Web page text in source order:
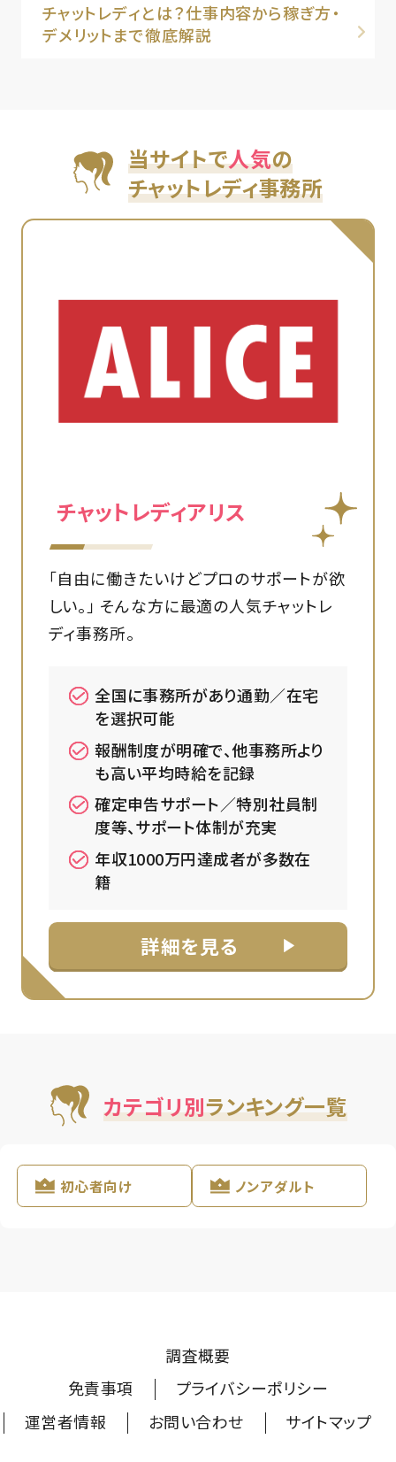
チャットレディとは？仕事内容から稼ぎ方・
デメリットまで徹底解説
当サイトで人気の
チャットレディ事務所
チャットレディアリス
「自由に働きたいけどプロのサポートが欲
しい。」 そんな方に最適の人気チャットレ
ディ事務所。
全国に事務所があり通勤／在宅
を選択可能
報酬制度が明確で、他事務所より
も高い平均時給を記録
確定申告サポート／特別社員制
度等、サポート体制が充実
年収1000万円達成者が多数在
籍
詳細を見る
カテゴリ別ランキング一覧
初心者向け ノンアダルト
調査概要
免責事項
プライバシーポリシー
運営者情報
お問い合わせ サイトマップ